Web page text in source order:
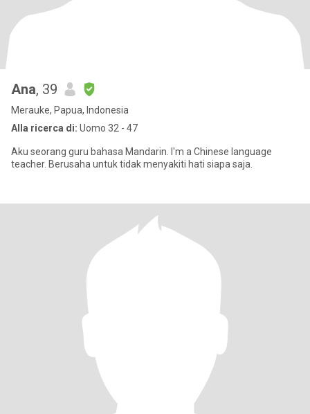
Ana, 39
Merauke, Papua, Indonesia
Alla ricerca di: Uomo 32 - 47
Aku seorang guru bahasa Mandarin. I'm a Chinese language
teacher. Berusaha untuk tidak menyakiti hati siapa saja.